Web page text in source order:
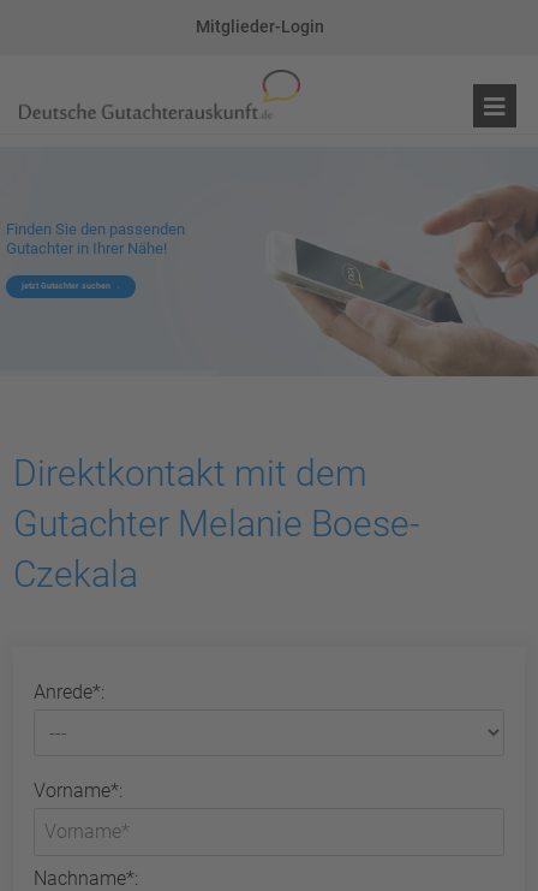
Mitglieder-Login
Finden Sie den passenden
Gutachter in Ihrer Nähe!
jetzt Gutachter suchen
Direktkontakt mit dem
Gutachter Melanie Boese-
Czekala
Anrede*:
Vorname*:
Nachname*: